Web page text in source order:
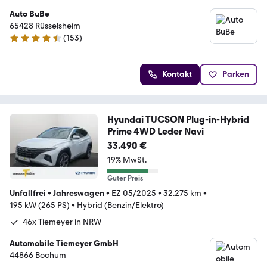
Auto BuBe
65428 ­­­Rüsselsheim
4.7 Sterne
(153)
Kontakt Parken
Hyundai TUCSON Plug-in-Hybrid
Prime 4WD Leder Navi
33.490 €
19% MwSt.
Guter Preis
Unfallfrei • Jahreswagen• EZ 05/2025 • 32.275 km •
195 kW (265 PS) • Hybrid (Benzin/Elektro)
46x Tiemeyer in NRW
Automobile Tiemeyer GmbH
44866 Bochum